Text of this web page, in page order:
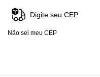
Não sei meu CEP